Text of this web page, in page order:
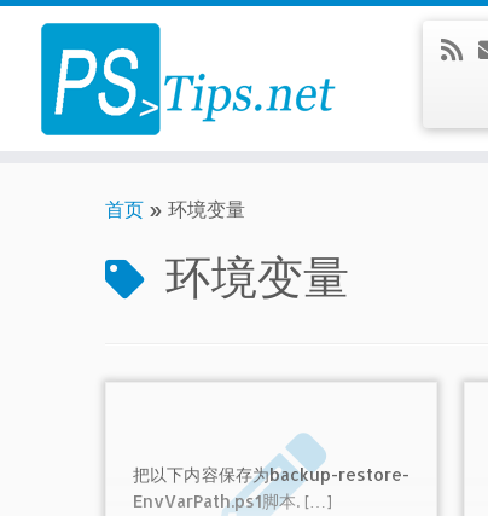
Skip
content
首页 » 环境变量
环境变量
把以下内容保存为backup-restore-
EnvVarPath.ps1脚本. […]